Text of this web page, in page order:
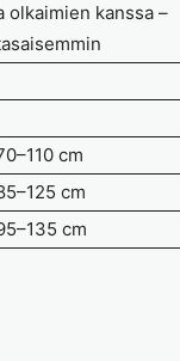
olkaimien kanssa –
cm
cm
cm